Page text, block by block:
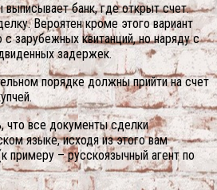
банк, где открыт счет.
Вероятен кроме этого вариант
зарубежных квитанций, но наряду с
задержек.
порядке должны прийти на счет
что все документы сделки
языке, исходя из этого вам
примеру – русскоязычный агент по